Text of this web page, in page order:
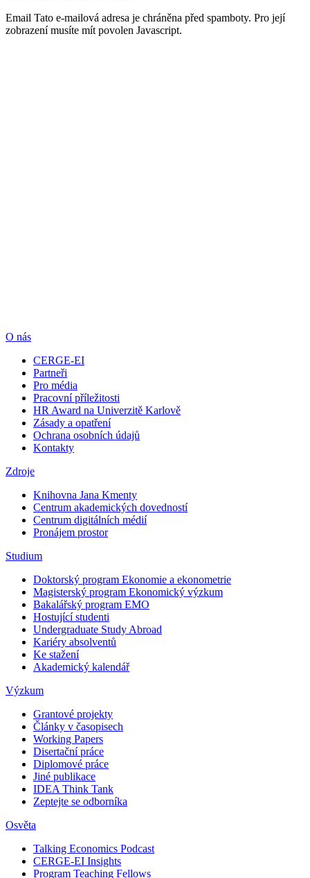
Email Tato e-mailová adresa je chráněna před spamboty. Pro její
zobrazení musíte mít povolen Javascript.
O nás
CERGE-EI
Partneři
Pro média
Pracovní příležitosti
HR Award na Univerzitě Karlově
Zásady a opatření
Ochrana osobních údajů
Kontakty
Zdroje
Knihovna Jana Kmenty
Centrum akademických dovedností
Centrum digitálních médií
Pronájem prostor
Studium
Doktorský program Ekonomie a ekonometrie
Magisterský program Ekonomický výzkum
Bakalářský program EMO
Hostující studenti
Undergraduate Study Abroad
Kariéry absolventů
Ke stažení
Akademický kalendář
Výzkum
Grantové projekty
Články v časopisech
Working Papers
Disertační práce
Diplomové práce
Jiné publikace
IDEA Think Tank
Zeptejte se odborníka
Osvěta
Talking Economics Podcast
CERGE-EI Insights
Program Teaching Fellows